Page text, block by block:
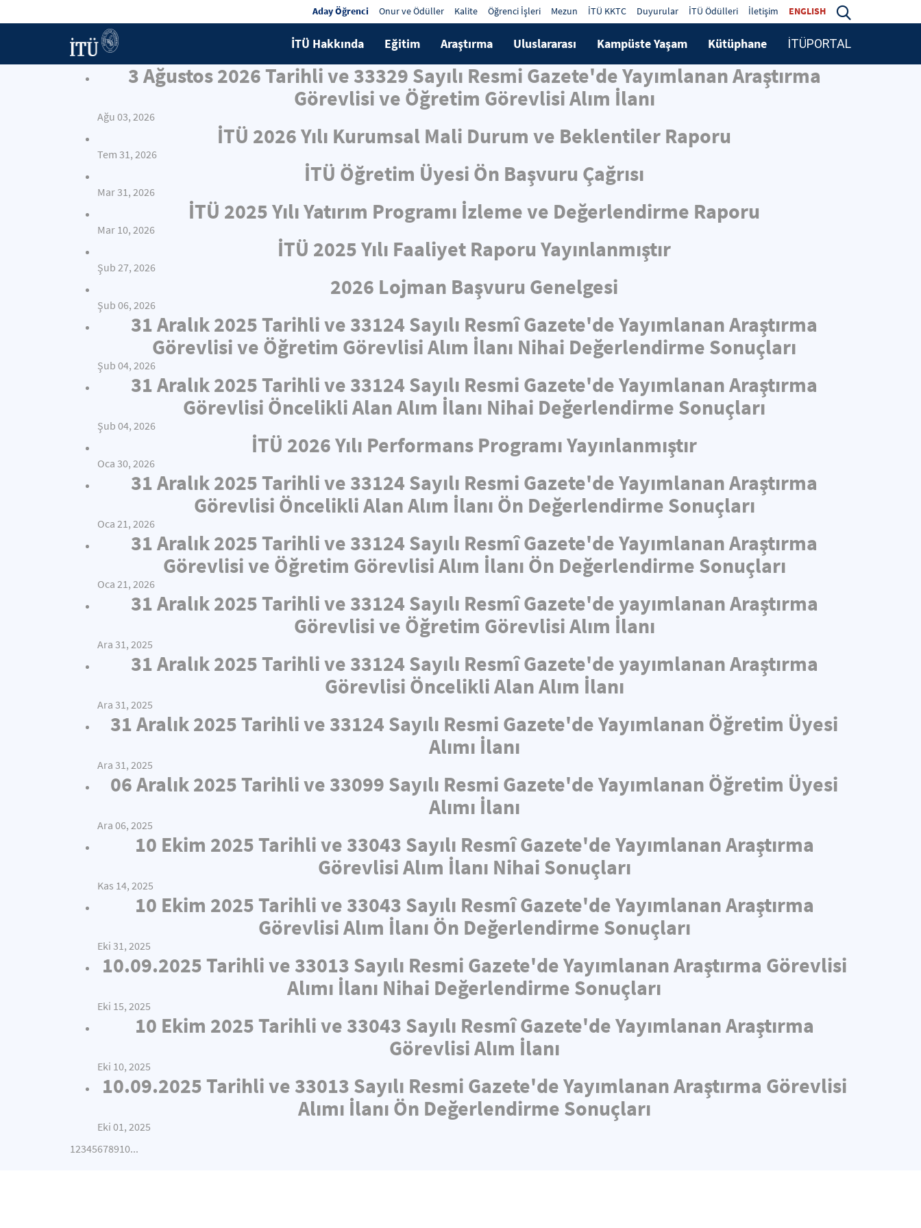
Aday Öğrenci Onur ve Ödüller Kalite Öğrenci İşleri Mezun İTÜ KKTC Duyurular İTÜ Ödülleri İletişim ENGLISH
İTÜ Hakkında Eğitim Araştırma Uluslararası Kampüste Yaşam Kütüphane İTÜPORTAL
3 Ağustos 2026 Tarihli ve 33329 Sayılı Resmi Gazete'de Yayımlanan Araştırma
Görevlisi ve Öğretim Görevlisi Alım İlanı
Ağu 03, 2026
İTÜ 2026 Yılı Kurumsal Mali Durum ve Beklentiler Raporu
Tem 31, 2026
İTÜ Öğretim Üyesi Ön Başvuru Çağrısı
Mar 31, 2026
İTÜ 2025 Yılı Yatırım Programı İzleme ve Değerlendirme Raporu
Mar 10, 2026
İTÜ 2025 Yılı Faaliyet Raporu Yayınlanmıştır
Şub 27, 2026
2026 Lojman Başvuru Genelgesi
Şub 06, 2026
31 Aralık 2025 Tarihli ve 33124 Sayılı Resmî Gazete'de Yayımlanan Araştırma
Görevlisi ve Öğretim Görevlisi Alım İlanı Nihai Değerlendirme Sonuçları
Şub 04, 2026
31 Aralık 2025 Tarihli ve 33124 Sayılı Resmi Gazete'de Yayımlanan Araştırma
Görevlisi Öncelikli Alan Alım İlanı Nihai Değerlendirme Sonuçları
Şub 04, 2026
İTÜ 2026 Yılı Performans Programı Yayınlanmıştır
Oca 30, 2026
31 Aralık 2025 Tarihli ve 33124 Sayılı Resmi Gazete'de Yayımlanan Araştırma
Görevlisi Öncelikli Alan Alım İlanı Ön Değerlendirme Sonuçları
Oca 21, 2026
31 Aralık 2025 Tarihli ve 33124 Sayılı Resmî Gazete'de Yayımlanan Araştırma
Görevlisi ve Öğretim Görevlisi Alım İlanı Ön Değerlendirme Sonuçları
Oca 21, 2026
31 Aralık 2025 Tarihli ve 33124 Sayılı Resmî Gazete'de yayımlanan Araştırma
Görevlisi ve Öğretim Görevlisi Alım İlanı
Ara 31, 2025
31 Aralık 2025 Tarihli ve 33124 Sayılı Resmî Gazete'de yayımlanan Araştırma
Görevlisi Öncelikli Alan Alım İlanı
Ara 31, 2025
31 Aralık 2025 Tarihli ve 33124 Sayılı Resmi Gazete'de Yayımlanan Öğretim Üyesi
Alımı İlanı
Ara 31, 2025
06 Aralık 2025 Tarihli ve 33099 Sayılı Resmi Gazete'de Yayımlanan Öğretim Üyesi
Alımı İlanı
Ara 06, 2025
10 Ekim 2025 Tarihli ve 33043 Sayılı Resmî Gazete'de Yayımlanan Araştırma
Görevlisi Alım İlanı Nihai Sonuçları
Kas 14, 2025
10 Ekim 2025 Tarihli ve 33043 Sayılı Resmî Gazete'de Yayımlanan Araştırma
Görevlisi Alım İlanı Ön Değerlendirme Sonuçları
Eki 31, 2025
10.09.2025 Tarihli ve 33013 Sayılı Resmi Gazete'de Yayımlanan Araştırma Görevlisi
Alımı İlanı Nihai Değerlendirme Sonuçları
Eki 15, 2025
10 Ekim 2025 Tarihli ve 33043 Sayılı Resmî Gazete'de Yayımlanan Araştırma
Görevlisi Alım İlanı
Eki 10, 2025
10.09.2025 Tarihli ve 33013 Sayılı Resmi Gazete'de Yayımlanan Araştırma Görevlisi
Alımı İlanı Ön Değerlendirme Sonuçları
Eki 01, 2025
12345678910...